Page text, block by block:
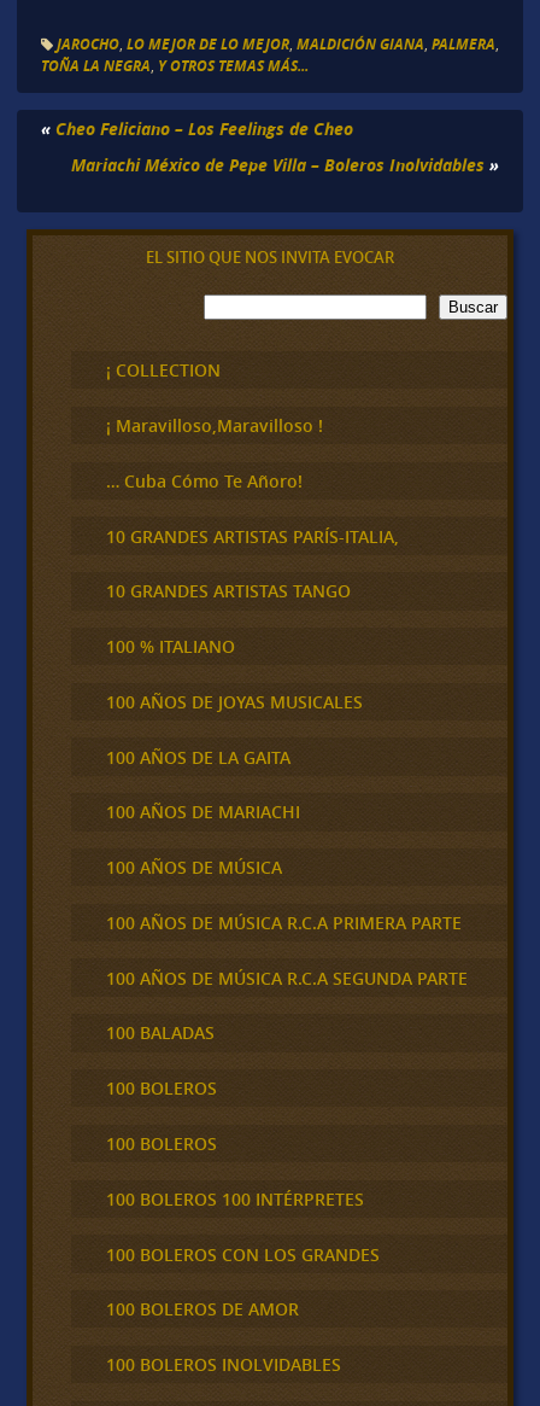
JAROCHO, LO MEJOR DE LO MEJOR, MALDICIÓN GIANA, PALMERA,
TOÑA LA NEGRA, Y OTROS TEMAS MÁS...
« Cheo Feliciano – Los Feelings de Cheo
Mariachi México de Pepe Villa – Boleros Inolvidables »
EL SITIO QUE NOS INVITA EVOCAR
B
u
c
a
Buscar
¡ COLLECTION
¡ Maravilloso,Maravilloso !
… Cuba Cómo Te Añoro!
10 GRANDES ARTISTAS PARÍS-ITALIA,
10 GRANDES ARTISTAS TANGO
100 % ITALIANO
100 AÑOS DE JOYAS MUSICALES
100 AÑOS DE LA GAITA
100 AÑOS DE MARIACHI
100 AÑOS DE MÚSICA
100 AÑOS DE MÚSICA R.C.A PRIMERA PARTE
100 AÑOS DE MÚSICA R.C.A SEGUNDA PARTE
100 BALADAS
100 BOLEROS
100 BOLEROS
100 BOLEROS 100 INTÉRPRETES
100 BOLEROS CON LOS GRANDES
100 BOLEROS DE AMOR
100 BOLEROS INOLVIDABLES